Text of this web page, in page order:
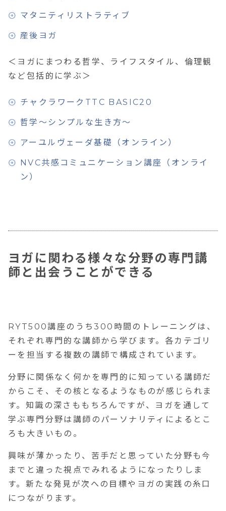
マタニティリストラティブ
産後ヨガ
＜ヨガにまつわる哲学、ライフスタイル、倫理観
など包括的に学ぶ＞
チャクラワークTTC BASIC20
哲学～シンプルな生き方～
アーユルヴェーダ基礎（オンライン）
NVC共感コミュニケーション講座（オンライ
ン）
ヨガに関わる様々な分野の専門講
師と出会うことができる
RYT500講座のうち300時間のトレーニングは、
それぞれ専門的な講師から学びます。各カテゴリ
ーを担当する複数の講師で構成されています。
分野に関係なく何かを専門的に知っている講師だ
からこそ、その核となるようなものが感じられま
す。知識の深さももちろんですが、ヨガを通して
学ぶ専門分野は講師のパーソナリティによるとこ
ろも大きいもの。
興味が薄かったり、苦手だと思っていた分野も今
までと違った視点でみれるようになったりしま
す。新たな発見が次への目標やヨガの実践の糸口
につながります。